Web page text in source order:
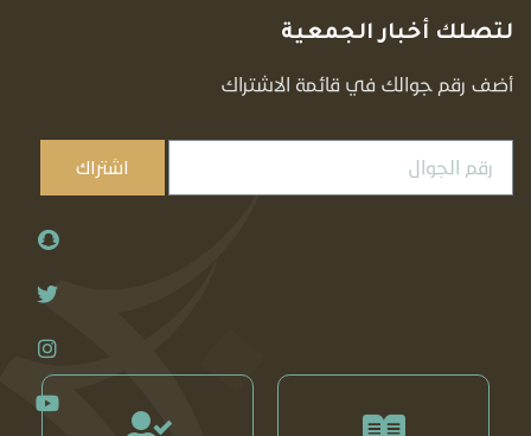
لتصلك أخبار الجمعية
أضف رقم جوالك في قائمة الاشتراك
اشتراك